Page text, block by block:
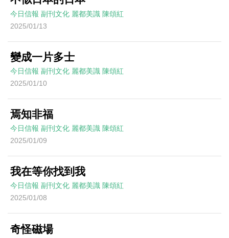
今日信報 副刊文化 麗都美識 陳頌紅
2025/01/13
變成一片多士
今日信報 副刊文化 麗都美識 陳頌紅
2025/01/10
焉知非福
今日信報 副刊文化 麗都美識 陳頌紅
2025/01/09
我在等你找到我
今日信報 副刊文化 麗都美識 陳頌紅
2025/01/08
奇怪磁場